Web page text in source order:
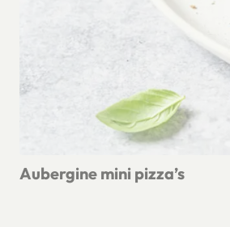
Aubergine mini pizza’s